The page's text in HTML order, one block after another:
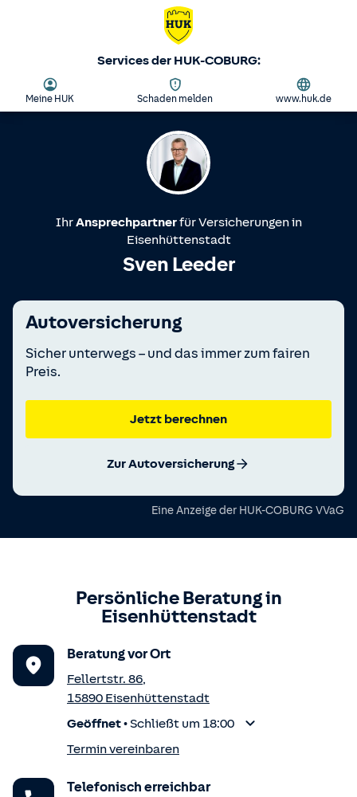
Services der HUK-COBURG:
Meine HUK Schaden melden www.huk.de
IhrAnsprechpartnerfür Versicherungen in
Eisenhüttenstadt
Sven Leeder
Autoversicherung
Sicher unterwegs – und das immer zum fairen
Preis.
Jetzt berechnen
Zur Autoversicherung
Eine Anzeige der HUK-COBURG VVaG
Persönliche Beratung in
Eisenhüttenstadt
Beratung vor Ort
Fellertstr. 86,
15890 Eisenhüttenstadt
Geöffnet•Schließt um 18:00
Termin vereinbaren
Telefonisch erreichbar